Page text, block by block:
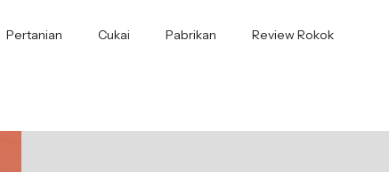
Pertanian Cukai Pabrikan Review Rokok